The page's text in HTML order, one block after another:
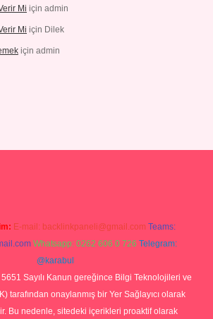
Mi için admin
Mi için Dilek
için admin
E-mail: backlinkpaneli@gmail.com Teams:
Whatsapp: 0262 606 0 726 Telegram:
@karabul
Sayılı Kanun gereğince Bilgi Teknolojileri ve
tarafından onaylanmış bir Yer Sağlayıcı olarak
Bu nedenle, sitedeki içerikleri proaktif olarak